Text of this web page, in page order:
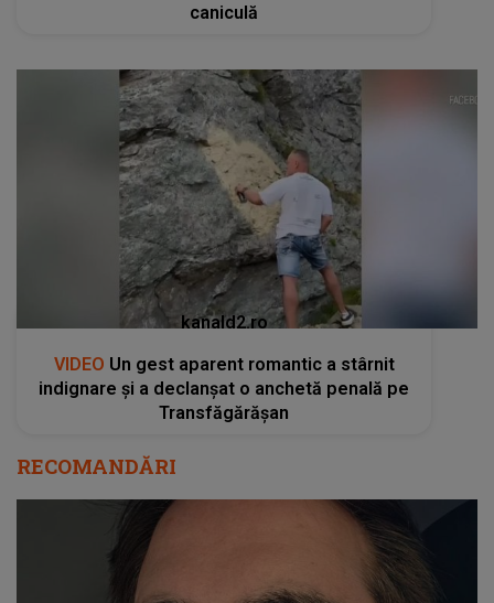
caniculă
kanald2.ro
VIDEO Un gest aparent romantic a stârnit
indignare și a declanșat o anchetă penală pe
Transfăgărășan
RECOMANDĂRI